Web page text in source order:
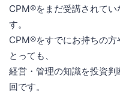
CPM®をまだ受講されてい
す。
CPM®をすでにお持ちの
とっても、
経営・管理の知識を投資
回です。